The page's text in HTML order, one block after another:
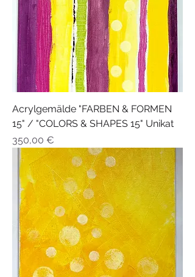
Acrylgemälde "FARBEN & FORMEN
15" / "COLORS & SHAPES 15" Unikat
Preis
350,00 €